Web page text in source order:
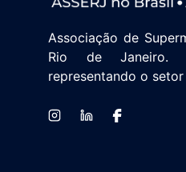
Associação de
Rio de Janeiro.
representando o